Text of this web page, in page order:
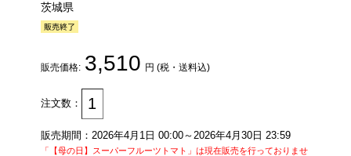
茨城県
販売価格: 3,510 円 (税・送料込)
注文数：
販売期間：2026年4月1日 00:00～2026年4月30日 23:59
「【母の日】スーパーフルーツトマト」は現在販売を行っておりませ